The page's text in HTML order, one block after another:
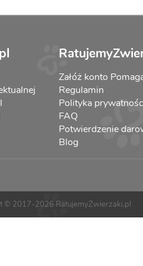
Załóż konto
Regulamin
Polityka
FAQ
Potwierdzenie
Blog
© 2017-2026 RatujemyZwierzaki.pl